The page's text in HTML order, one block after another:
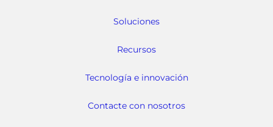
Soluciones
Recursos
Tecnología e innovación
Contacte con nosotros